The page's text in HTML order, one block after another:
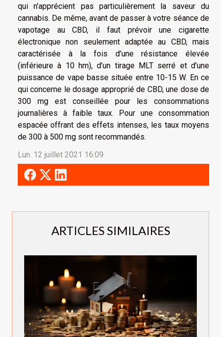
ARTICLES SIMILAIRES
qui n’apprécient pas particulièrement la saveur du
cannabis. De même, avant de passer à votre séance de
vapotage au CBD, il faut prévoir une cigarette
électronique non seulement adaptée au CBD, mais
caractérisée à la fois d’une résistance élevée
(inférieure à 10 hm), d’un tirage MLT serré et d’une
puissance de vape basse située entre 10-15 W. En ce
qui concerne le dosage approprié de CBD, une dose de
300 mg est conseillée pour les consommations
journalières à faible taux. Pour une consommation
espacée offrant des effets intenses, les taux moyens
de 300 à 500 mg sont recommandés.
Lun. 12 juillet 2021 16:09